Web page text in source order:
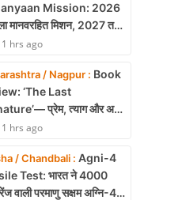
Mission: 2026
मानवरहित मिशन, 2027 तक
में जाएगा पहला भारतीय दल
hrs ago
/ Nagpur : Book
‘The Last
प्रेम, त्याग और अधूरी
की भावनात्मक कहानी
hrs ago
/ Chandbali : Agni-4
Test: भारत ने 4000
वाली परमाणु सक्षम अग्नि-4